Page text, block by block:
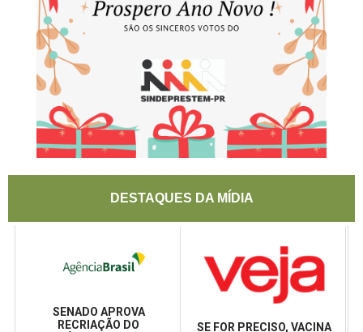
DESTAQUES DA MÍDIA
SENADO APROVA
RECRIAÇÃO DO
SE FOR PRECISO, VACINA